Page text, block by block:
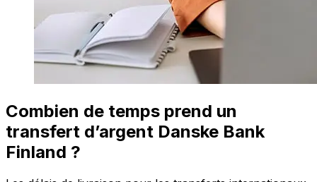
Combien de temps prend un
transfert d’argent Danske Bank
Finland ?